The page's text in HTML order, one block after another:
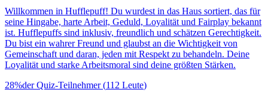
Willkommen in Hufflepuff! Du wurdest in das Haus sortiert, das für
seine Hingabe, harte Arbeit, Geduld, Loyalität und Fairplay bekannt
ist. Hufflepuffs sind inklusiv, freundlich und schätzen Gerechtigkeit.
Du bist ein wahrer Freund und glaubst an die Wichtigkeit von
Gemeinschaft und daran, jeden mit Respekt zu behandeln. Deine
Loyalität und starke Arbeitsmoral sind deine größten Stärken.
28%der Quiz-Teilnehmer(112 Leute)